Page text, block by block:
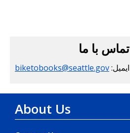
تماس با ما
ایمیل:biketobooks@seattle.gov
About Us